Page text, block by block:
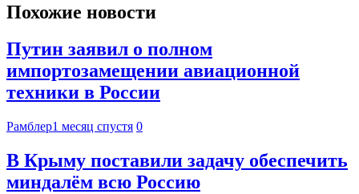
Похожие новости
Путин заявил о полном
импортозамещении авиационной
техники в России
Рамблер1 месяц спустя 0
В Крыму поставили задачу обеспечить
миндалём всю Россию